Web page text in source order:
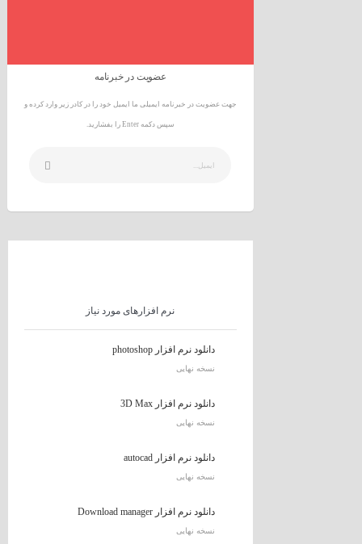
عضویت در خبرنامه
جهت عضویت در خبرنامه ایمیلی ما ایمیل خود را در کادر زیر وارد کرده و
سپس دکمه Enter را بفشارید.
نرم افزارهای مورد نیاز
دانلود نرم افزار photoshop
نسخه نهایی
دانلود نرم افزار 3D Max
نسخه نهایی
دانلود نرم افزار autocad
نسخه نهایی
دانلود نرم افزار Download manager
نسخه نهایی